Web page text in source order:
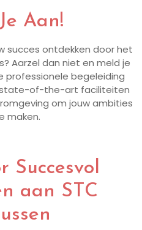
Aan!
succes ontdekken door het
Aarzel dan niet en meld je
professionele begeleiding
state-of-the-art faciliteiten
om jouw ambities
maken.
Succesvol
aan STC